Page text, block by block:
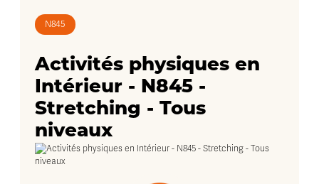
N845
Activités physiques en
Intérieur - N845 -
Stretching - Tous
niveaux